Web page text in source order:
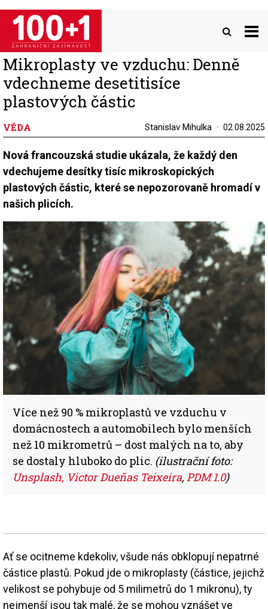
Přejít
hlavnímu
obsahu
Mikroplasty ve vzduchu: Denně
vdechneme desetitisíce
plastových částic
VĚDA Stanislav Mihulka 02.08.2025
Nová francouzská studie ukázala, že každý den
vdechujeme desítky tisíc mikroskopických
plastových částic, které se nepozorovaně hromadí v
našich plicích.
Více než 90 % mikroplastů ve vzduchu v
domácnostech a automobilech bylo menších
než 10 mikrometrů – dost malých na to, aby
se dostaly hluboko do plic. (ilustrační foto:
Unsplash, Victor Dueñas Teixeira, PDM 1.0)
Ať se ocitneme kdekoliv, všude nás obklopují nepatrné
částice plastů. Pokud jde o mikroplasty (částice, jejichž
velikost se pohybuje od 5 milimetrů do 1 mikronu), ty
nejmenší jsou tak malé, že se mohou vznášet ve